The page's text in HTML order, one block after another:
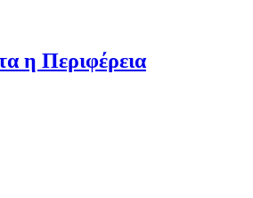
η Περιφέρεια